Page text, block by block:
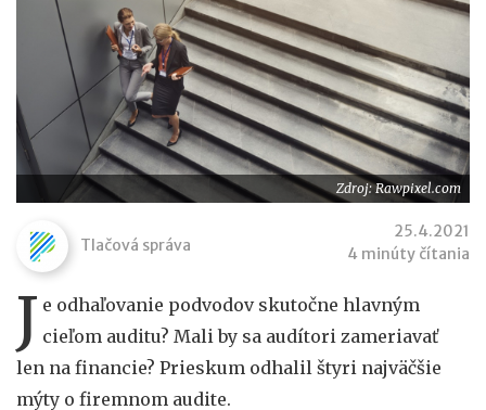
Zdroj: Rawpixel.com
Tlačová správa
25.4.2021
4 minúty čítania
J e odhaľovanie podvodov skutočne hlavným
cieľom auditu? Mali by sa audítori zameriavať
len na financie? Prieskum odhalil štyri najväčšie
mýty o firemnom audite.